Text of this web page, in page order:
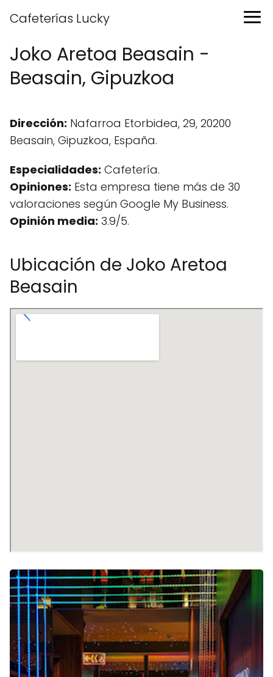
Cafeterías Lucky
Joko Aretoa Beasain -
Beasain, Gipuzkoa
Dirección: Nafarroa Etorbidea, 29, 20200
Beasain, Gipuzkoa, España.
Especialidades: Cafetería.
Opiniones: Esta empresa tiene más de 30
valoraciones según Google My Business.
Opinión media: 3.9/5.
Ubicación de Joko Aretoa
Beasain